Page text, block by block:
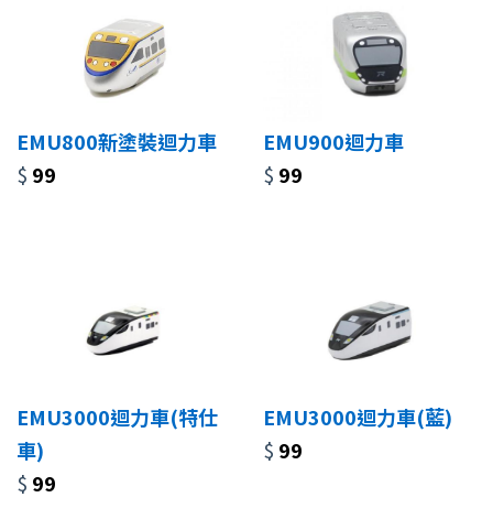
EMU800新塗裝迴力車
$ 99
EMU900迴力車
$ 99
EMU3000迴力車(特仕
車)
$ 99
EMU3000迴力車(藍)
$ 99